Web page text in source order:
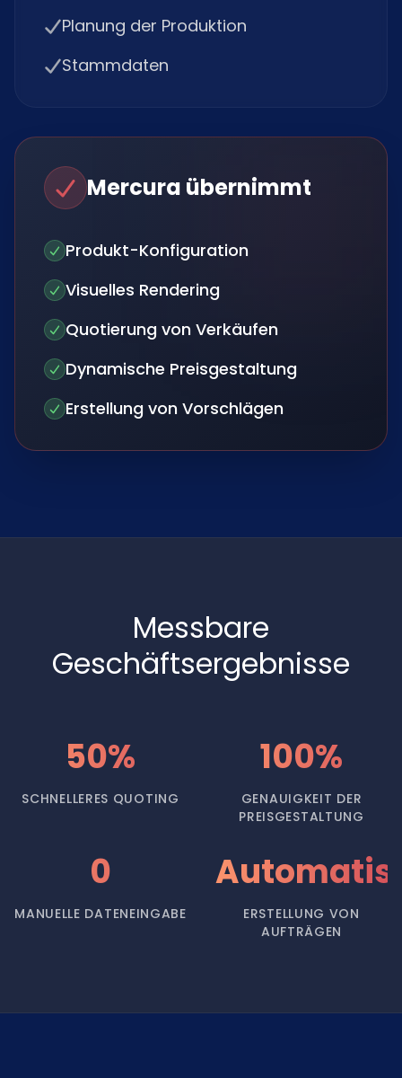
Planung der Produktion
Stammdaten
Mercura übernimmt
Produkt-Konfiguration
Visuelles Rendering
Quotierung von Verkäufen
Dynamische Preisgestaltung
Erstellung von Vorschlägen
Messbare
Geschäftsergebnisse
50%
SCHNELLERES QUOTING
100%
GENAUIGKEIT DER
PREISGESTALTUNG
0
MANUELLE DATENEINGABE
ERSTELLUNG VON
AUFTRÄGEN